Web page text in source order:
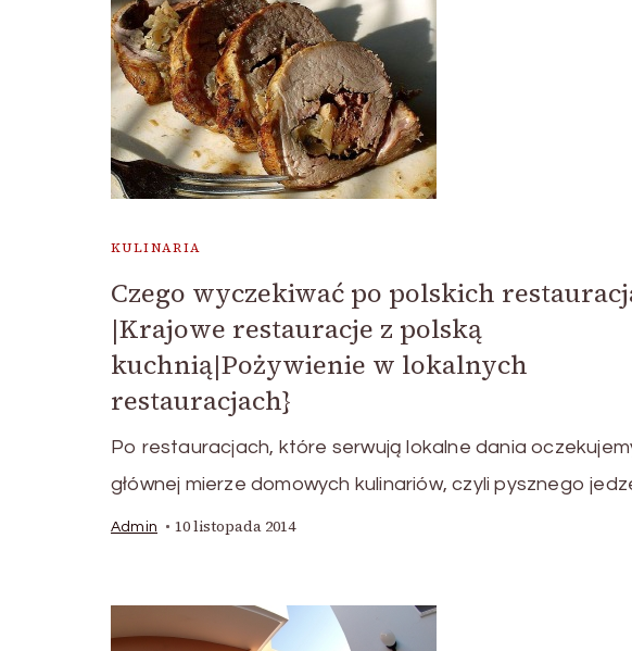
KULINARIA
Czego wyczekiwać po polskich
|Krajowe restauracje z polską
kuchnią|Pożywienie w lokalnych
restauracjach}
Po restauracjach, które serwują lokalne dania
głównej mierze domowych kulinariów, czyli pysznego
Admin 10 listopada 2014